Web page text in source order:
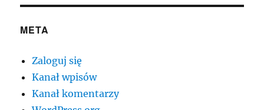
META
Zaloguj się
Kanał wpisów
Kanał komentarzy